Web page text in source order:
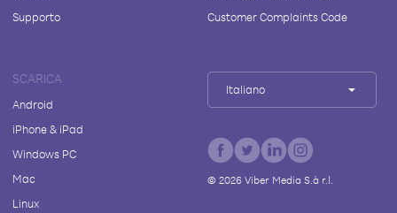
Supporto
Customer Complaints Code
SCARICA
Android
iPhone & iPad
Windows PC
Mac
Linux
Italiano
© 2026Viber Media S.à r.l.